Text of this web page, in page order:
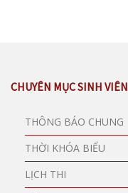
CHUYÊN MỤC SINH VIÊN
THÔNG BÁO CHUNG
THỜI KHÓA BIỂU
LỊCH THI